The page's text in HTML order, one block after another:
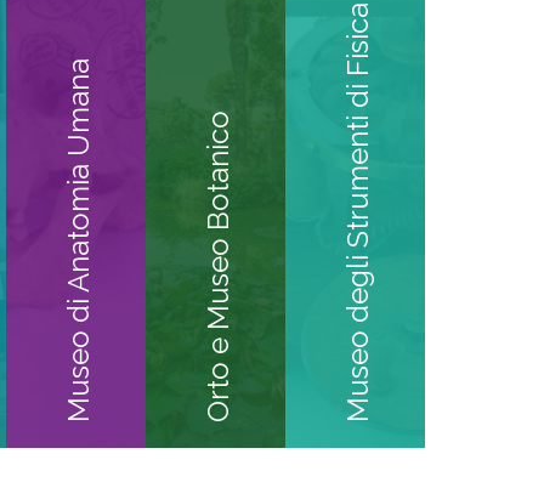
Museo di Anatomia Umana Orto e Museo Botanico Museo degli Strumenti di Fisica